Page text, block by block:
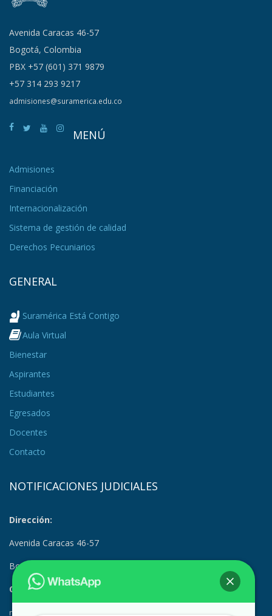
Avenida Caracas 46-57
Bogotá, Colombia
PBX +57 (601) 371 9879
+57 314 293 9217
admisiones@suramerica.edu.co
MENÚ
Admisiones
Financiación
Internacionalización
Sistema de gestión de calidad
Derechos Pecuniarios
GENERAL
Suramérica Está Contigo
Aula Virtual
Bienestar
Aspirantes
Estudiantes
Egresados
Docentes
Contacto
NOTIFICACIONES JUDICIALES
Dirección:
Avenida Caracas 46-57
Bogotá, Colombia
Correo Electrónico:
notificacionesjudiciales@suramerica.edu.co